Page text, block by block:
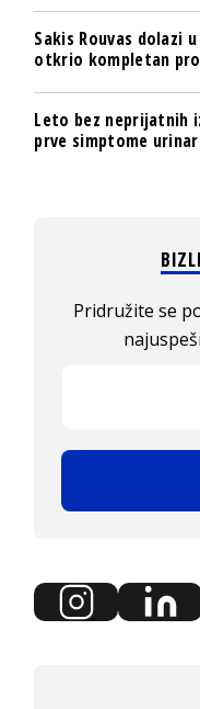
Sakis Rouvas dolazi
otkrio kompletan
Leto bez neprijatnih
prve simptome
Pridružite se